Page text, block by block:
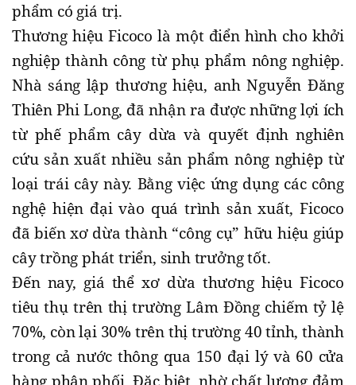
phẩm có giá trị.
Thương hiệu Ficoco là một điển hình cho khởi
nghiệp thành công từ phụ phẩm nông nghiệp.
Nhà sáng lập thương hiệu, anh Nguyễn Đăng
Thiên Phi Long, đã nhận ra được những lợi ích
từ phế phẩm cây dừa và quyết định nghiên
cứu sản xuất nhiều sản phẩm nông nghiệp từ
loại trái cây này. Bằng việc ứng dụng các công
nghệ hiện đại vào quá trình sản xuất, Ficoco
đã biến xơ dừa thành “công cụ” hữu hiệu giúp
cây trồng phát triển, sinh trưởng tốt.
Đến nay, giá thể xơ dừa thương hiệu Ficoco
tiêu thụ trên thị trường Lâm Đồng chiếm tỷ lệ
70%, còn lại 30% trên thị trường 40 tỉnh, thành
trong cả nước thông qua 150 đại lý và 60 cửa